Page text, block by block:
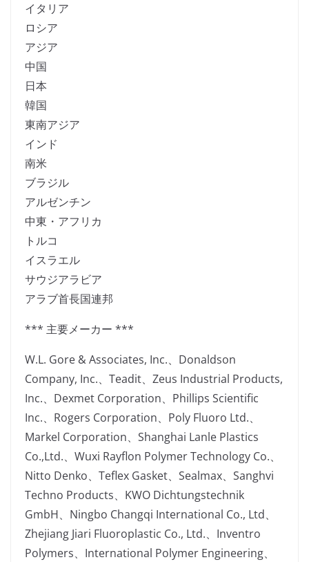
イタリア
ロシア
アジア
中国
日本
韓国
東南アジア
インド
南米
ブラジル
アルゼンチン
中東・アフリカ
トルコ
イスラエル
サウジアラビア
アラブ首長国連邦
*** 主要メーカー ***
W.L. Gore & Associates, Inc.、Donaldson
Company, Inc.、Teadit、Zeus Industrial Products,
Inc.、Dexmet Corporation、Phillips Scientific
Inc.、Rogers Corporation、Poly Fluoro Ltd.、
Markel Corporation、Shanghai Lanle Plastics
Co.,Ltd.、Wuxi Rayflon Polymer Technology Co.、
Nitto Denko、Teflex Gasket、Sealmax、Sanghvi
Techno Products、KWO Dichtungstechnik
GmbH、Ningbo Changqi International Co., Ltd、
Zhejiang Jiari Fluoroplastic Co., Ltd.、Inventro
Polymers、International Polymer Engineering、